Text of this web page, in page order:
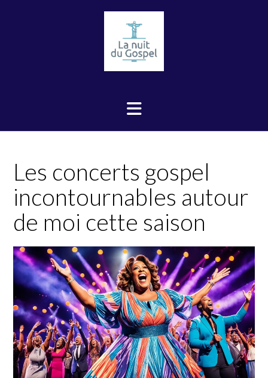
Les concerts gospel
incontournables autour
de moi cette saison